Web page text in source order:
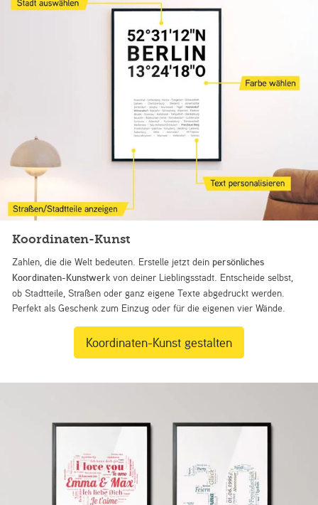
Koordinaten-Kunst
Zahlen, die die Welt bedeuten. Erstelle jetzt dein persönliches
Koordinaten-Kunstwerk von deiner Lieblingsstadt. Entscheide selbst,
ob Stadtteile, Straßen oder ganz eigene Texte abgedruckt werden.
Perfekt als Geschenk zum Einzug oder für die eigenen vier Wände.
Koordinaten-Kunst gestalten